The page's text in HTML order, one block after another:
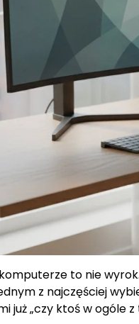
to nie
z najczęściej
już „czy ktoś w ogóle